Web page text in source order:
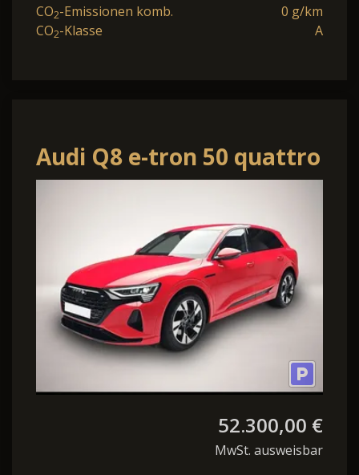
CO2-Emissionen komb.
0 g/km
CO2-Klasse A
Audi Q8 e-tron 50 quattro
advanced Navi LED LM20
52.300,00 €
MwSt. ausweisbar